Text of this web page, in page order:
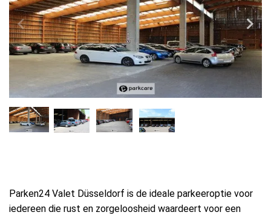
Parken24 Valet Düsseldorf is de ideale parkeeroptie voor
iedereen die rust en zorgeloosheid waardeert voor een